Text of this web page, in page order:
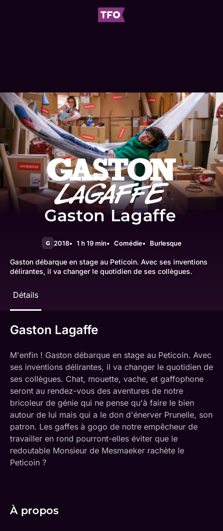
Gaston Lagaffe
G 2018 1 h 19 min Comédie Burlesque
Gaston débarque en stage au Peticoin. Avec ses inventions
délirantes, il va changer le quotidien de ses collègues.
Détails
Gaston Lagaffe
M'enfin ! Gaston débarque en stage au Peticoin. Avec
ses inventions délirantes, il va changer le quotidien de
ses collègues. Chat, mouette, vache, et gaffophone
seront au rendez-vous des aventures de notre
bricoleur de génie qui ne pense qu'à faire le bien
autour de lui mais qui a le don d'énerver Prunelle, son
patron. Les gaffes à gogo de notre empêcheur de
travailler en rond pourront-elles éviter que le
redoutable Monsieur de Mesmaeker rachète le
Peticoin ?
À propos